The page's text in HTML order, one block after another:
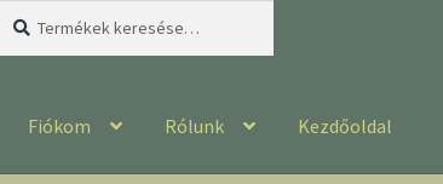
Fiókom Rólunk Kezdőoldal